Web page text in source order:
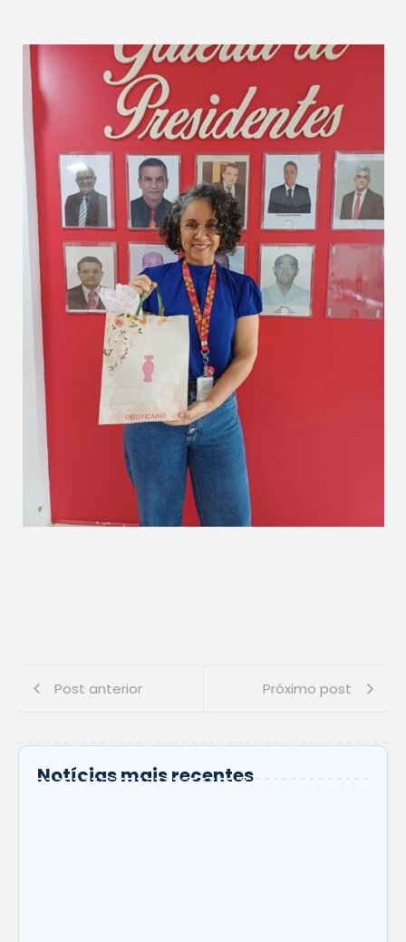
Post anterior Próximo post
Notícias mais recentes